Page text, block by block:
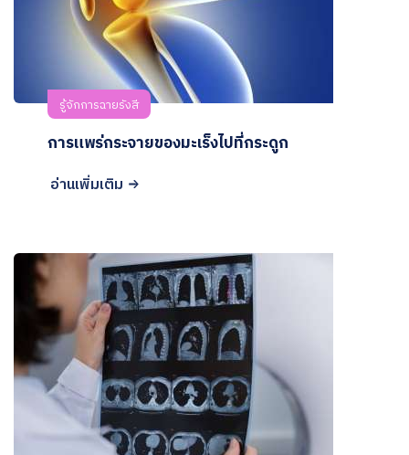
รู้จักการฉายรังสี
การแพร่กระจายของมะเร็งไปที่กระดูก
อ่านเพิ่มเติม